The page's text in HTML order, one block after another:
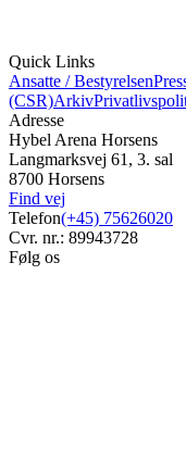
Quick Links
Ansatte / Bestyrelsen
(CSR)Arkiv
Adresse
Hybel Arena Horsens
Langmarksvej 61, 3. sal
8700 Horsens
Find vej
Telefon(+45) 75626020
Cvr. nr.: 89943728
Følg os